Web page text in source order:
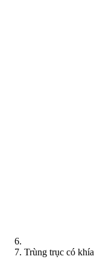
Trùng trục có khía